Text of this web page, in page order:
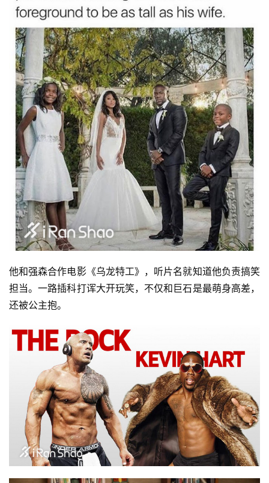
他和强森合作电影《乌龙特工》，听片名就知道他负责搞笑
担当。一路插科打诨大开玩笑，不仅和巨石是最萌身高差，
还被公主抱。